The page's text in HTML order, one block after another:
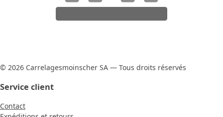
© 2026 Carrelagesmoinscher SA — Tous droits réservés
Service client
Contact